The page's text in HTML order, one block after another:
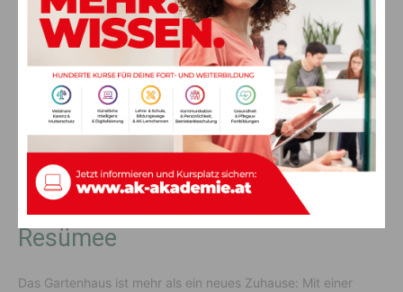
Optimal gestaltete Panorama-Balkone mit Seeblick
Resümee
Das Gartenhaus ist mehr als ein neues Zuhause: Mit einer